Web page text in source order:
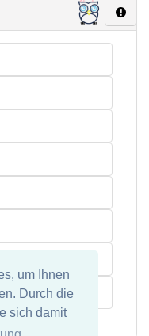
um Ihnen
Durch die
sich damit